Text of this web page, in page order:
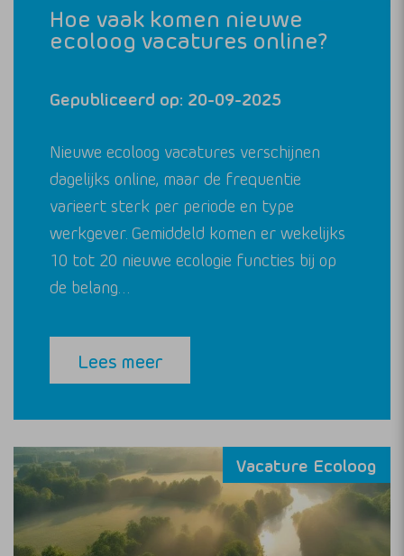
Hoe vaak komen nieuwe
ecoloog vacatures online?
Gepubliceerd op: 20-09-2025
Nieuwe ecoloog vacatures verschijnen
dagelijks online, maar de frequentie
varieert sterk per periode en type
werkgever. Gemiddeld komen er wekelijks
10 tot 20 nieuwe ecologie functies bij op
de belang…
Lees meer
Vacature Ecoloog